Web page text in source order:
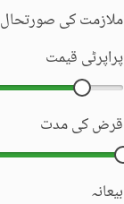
ملازمت کی صورتحال
پراپرٹی قیمت
قرض کی مدت
بیعانہ